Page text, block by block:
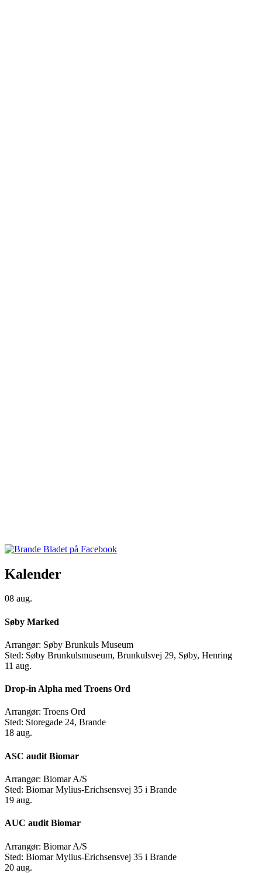
Kalender
08 aug.
Søby Marked
Arrangør: Søby Brunkuls Museum
Sted: Søby Brunkulsmuseum, Brunkulsvej 29, Søby, Henring
11 aug.
Drop-in Alpha med Troens Ord
Arrangør: Troens Ord
Sted: Storegade 24, Brande
18 aug.
ASC audit Biomar
Arrangør: Biomar A/S
Sted: Biomar Mylius-Erichsensvej 35 i Brande
19 aug.
AUC audit Biomar
Arrangør: Biomar A/S
Sted: Biomar Mylius-Erichsensvej 35 i Brande
20 aug.